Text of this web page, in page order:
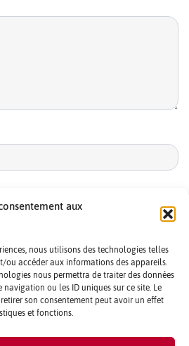
aux
nous utilisons des technologies telles
ou accéder aux informations des appareils.
nous permettra de traiter des données
ou les ID uniques sur ce site. Le
son consentement peut avoir un effet
et fonctions.